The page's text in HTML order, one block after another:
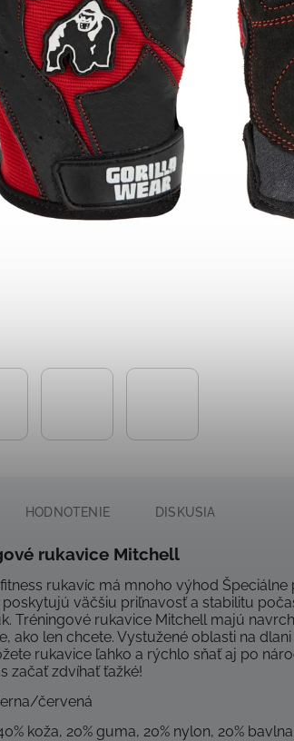
HODNOTENIE DISKUSIA
rukavice Mitchell
rukavíc má mnoho výhod Špeciálne
väčšiu priľnavosť a stabilitu
Tréningové rukavice Mitchell majú
ako len chcete. Vystužené oblasti na
rukavice ľahko a rýchlo sňať aj po
začať zdvíhať ťažké!
červená
koža, 20% guma, 20% nylon, 20% bavlna